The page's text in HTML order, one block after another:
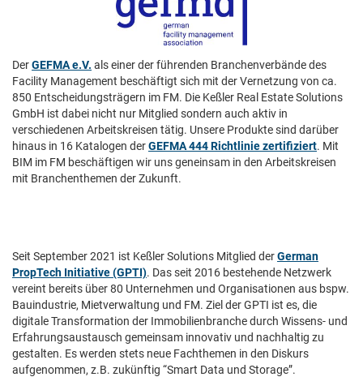
DerGEFMA e.V. als einer der führenden Branchenverbände des
Facility Management beschäftigt sich mit der Vernetzung von ca.
850 Entscheidungsträgern im FM. Die Keßler Real Estate Solutions
GmbH ist dabei nicht nur Mitglied sondern auch aktiv in
verschiedenen Arbeitskreisen tätig. Unsere Produkte sind darüber
hinaus in 16 Katalogen derGEFMA 444 Richtlinie zertifiziert. Mit
BIM im FM beschäftigen wir uns geneinsam in den Arbeitskreisen
mit Branchenthemen der Zukunft.
Seit September 2021 ist Keßler Solutions Mitglied derGerman
PropTech Initiative (GPTI). Das seit 2016 bestehende Netzwerk
vereint bereits über 80 Unternehmen und Organisationen aus bspw.
Bauindustrie, Mietverwaltung und FM. Ziel der GPTI ist es, die
digitale Transformation der Immobilienbranche durch Wissens- und
Erfahrungsaustausch gemeinsam innovativ und nachhaltig zu
gestalten. Es werden stets neue Fachthemen in den Diskurs
aufgenommen, z.B. zukünftig “Smart Data und Storage”.